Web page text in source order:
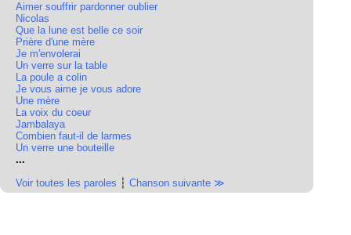
Aimer souffrir pardonner oublier
Nicolas
Que la lune est belle ce soir
Prière d'une mère
Je m'envolerai
Un verre sur la table
La poule a colin
Je vous aime je vous adore
Une mère
La voix du coeur
Jambalaya
Combien faut-il de larmes
Un verre une bouteille
...
Voir toutes les paroles ┆ Chanson suivante ≫